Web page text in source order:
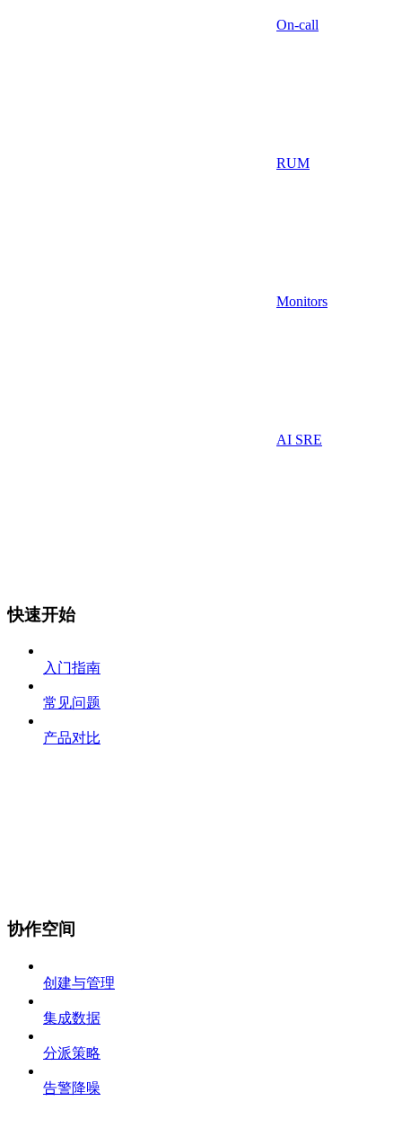
On-call
RUM
Monitors
AI SRE
快速开始
入门指南
常见问题
产品对比
协作空间
创建与管理
集成数据
分派策略
告警降噪